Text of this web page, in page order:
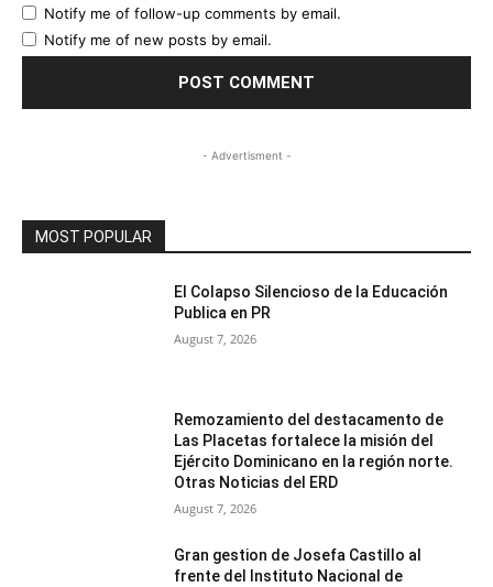
Notify me of follow-up comments by email.
Notify me of new posts by email.
- Advertisment -
MOST POPULAR
El Colapso Silencioso de la Educación
Publica en PR
August 7, 2026
Remozamiento del destacamento de
Las Placetas fortalece la misión del
Ejército Dominicano en la región norte.
Otras Noticias del ERD
August 7, 2026
Gran gestion de Josefa Castillo al
frente del Instituto Nacional de